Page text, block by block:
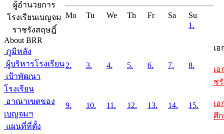
ผู้อำนวยการ
โรงเรียนเบญจม
ราชรังสฤษฎิ์
About BRR
ภูมิหลัง
ผู้บริหารโรงเรียน
เป้าพัฒนา
โรงเรียน
อาณาเขตของ
เบญจมฯ
แผนที่ที่ตั้ง
Mo Tu We Th Fr Sa
Su
1.
2. 3. 4. 5. 6. 7. 8.
9. 10. 11. 12. 13. 14. 15.
เ
เ
ช
เ
ศึ